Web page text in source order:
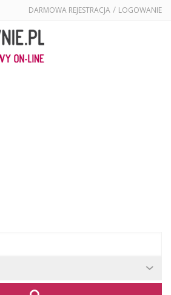
DARMOWA REJESTRACJA / LOGOWANIE